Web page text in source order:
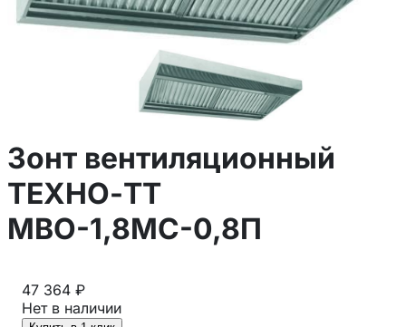
Зонт вентиляционный
ТЕХНО-ТТ
МВО-1,8МС-0,8П
47 364 ₽
Нет в наличии